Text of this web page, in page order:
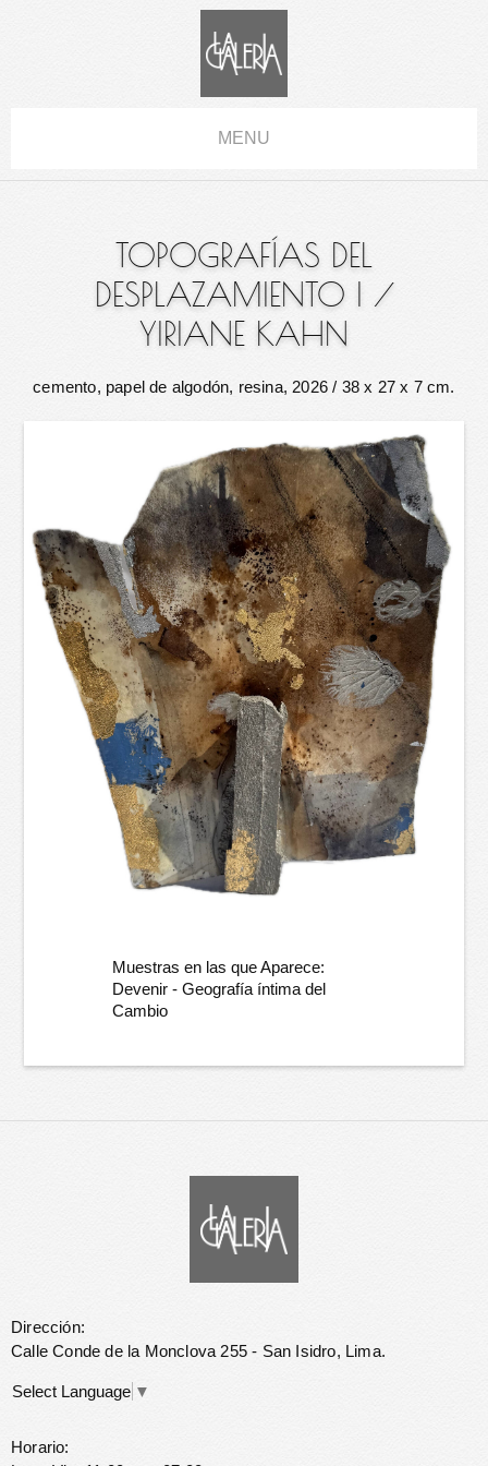
MENU
TOPOGRAFÍAS DEL
DESPLAZAMIENTO I /
YIRIANE KAHN
cemento, papel de algodón, resina, 2026 / 38 x 27 x 7 cm.
Muestras en las que Aparece:
Devenir - Geografía íntima del
Cambio
Dirección:
Calle Conde de la Monclova 255 - San Isidro, Lima.
Select Language ▼
Horario: